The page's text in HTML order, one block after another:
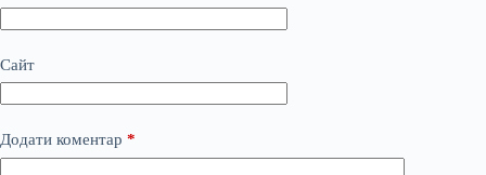
Сайт
Додати коментар *